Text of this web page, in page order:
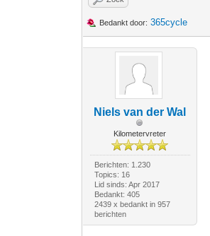
Bedankt door: 365cycle
Niels van der Wal
Kilometervreter
Berichten: 1.230
Topics: 16
Lid sinds: Apr 2017
Bedankt: 405
2439 x bedankt in 957
berichten